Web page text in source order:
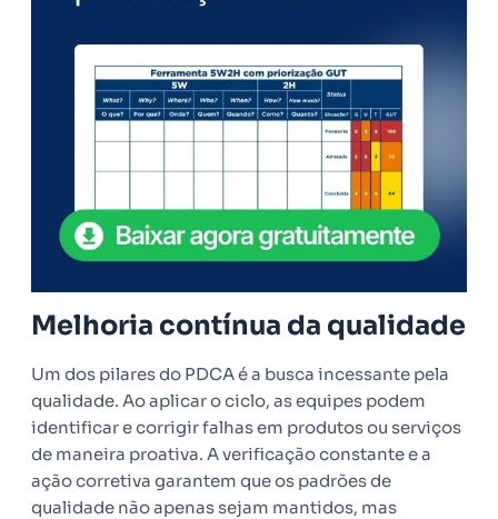
Melhoria contínua da qualidade
Um dos pilares do PDCA é a busca incessante pela
qualidade. Ao aplicar o ciclo, as equipes podem
identificar e corrigir falhas em produtos ou serviços
de maneira proativa. A verificação constante e a
ação corretiva garantem que os padrões de
qualidade não apenas sejam mantidos, mas